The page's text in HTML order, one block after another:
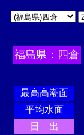
福島県：四倉
最高高潮面
平均水面
日 出